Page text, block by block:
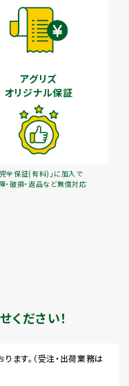
アグリズ
オリジナル保証
完全保証(有料)」に加入で
・破損・返品など無償対応
ださい！
ます。（受注・出荷業務は